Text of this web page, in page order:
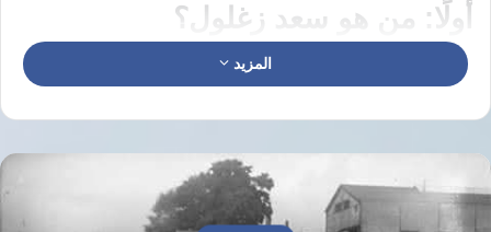
أولًا: من هو سعد زغلول؟
سعد زغلول هو أحد أبرز قادة الحركة الوطنية
الأزهر الشريف، ثم التحق بمدرسة الحقوق، وعمل
لاحقًا في مجال القضاء والسياسة. عُرف بذكائه
المزيد